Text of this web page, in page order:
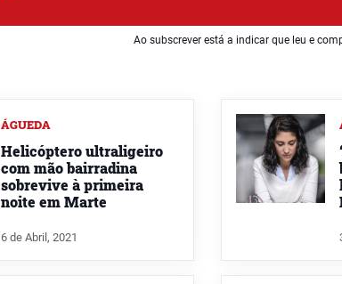
Ao subscrever está a indicar que leu e
ÁGUEDA
Helicóptero ultraligeiro
com mão bairradina
sobrevive à primeira
noite em Marte
6 de Abril, 2021